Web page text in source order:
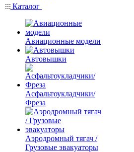
Каталог
Авиационные модели
Автовышки
Асфальтоукладчики/
Фреза
Аэродромный тягач /
Грузовые эвакуаторы